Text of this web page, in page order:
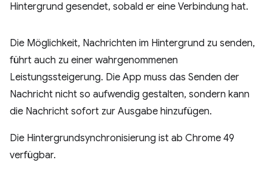
Hintergrund gesendet, sobald er eine Verbindung hat.
Die Möglichkeit, Nachrichten im Hintergrund zu senden,
führt auch zu einer wahrgenommenen
Leistungssteigerung. Die App muss das Senden der
Nachricht nicht so aufwendig gestalten, sondern kann
die Nachricht sofort zur Ausgabe hinzufügen.
Die Hintergrundsynchronisierung ist ab Chrome 49
verfügbar.